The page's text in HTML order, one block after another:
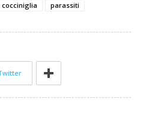
cocciniglia parassiti